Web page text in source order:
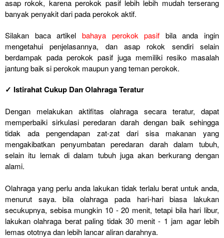
asap rokok, karena perokok pasif lebih lebih mudah terserang
banyak penyakit dari pada perokok aktif.
Silakan baca artikel bahaya perokok pasif bila anda ingin
mengetahui penjelasannya, dan asap rokok sendiri selain
berdampak pada perokok pasif juga memiliki resiko masalah
jantung baik si perokok maupun yang teman perokok.
✓ Istirahat Cukup Dan Olahraga Teratur
Dengan melakukan aktifitas olahraga secara teratur, dapat
memperbaiki sirkulasi peredaran darah dengan baik sehingga
tidak ada pengendapan zat-zat dari sisa makanan yang
mengakibatkan penyumbatan peredaran darah dalam tubuh,
selain itu lemak di dalam tubuh juga akan berkurang dengan
alami.
Olahraga yang perlu anda lakukan tidak terlalu berat untuk anda,
menurut saya. bila olahraga pada hari-hari biasa lakukan
secukupnya, sebisa mungkin 10 - 20 menit, tetapi bila hari libur,
lakukan olahraga berat paling tidak 30 menit - 1 jam agar lebih
lemas ototnya dan lebih lancar aliran darahnya.